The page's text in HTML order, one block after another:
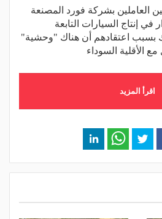
العاملين بشركة فورد المصنعة
في إنتاج السيارات التابعة
بسبب اعتقادهم أن هناك "وحشية"
الأقلية السوداء
اقرأ المزيد